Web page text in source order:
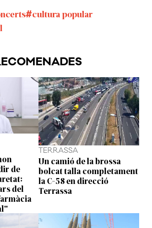
cultura popular
de
del
TERRASSA
Un camió de la brossa
bolcat talla completament
la C-58 en direcció
Terrassa